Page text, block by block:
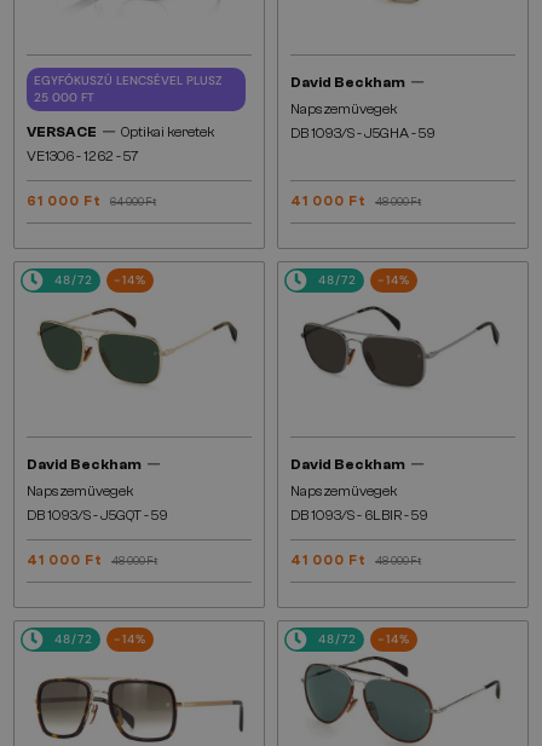
EGYFÓKUSZÚ LENCSÉVEL PLUSZ
25 000 FT
VERSACE — Optikai keretek
VE1306 - ​1262 - ​57
61 000 Ft 64 000 Ft
David Beckham —
Napszemüvegek
DB 1093/S - J5GHA - 59
41 000 Ft 48 000 Ft
48/72 -14%
David Beckham —
Napszemüvegek
DB 1093/S - J5GQT - 59
41 000 Ft 48 000 Ft
48/72 -14%
David Beckham —
Napszemüvegek
DB 1093/S - 6LBIR - 59
41 000 Ft 48 000 Ft
48/72 -14% 48/72 -14%